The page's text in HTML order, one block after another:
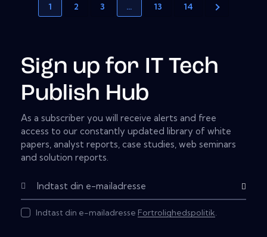
1 2 3 … 13 14
Sign up for IT Tech
Publish Hub
As a subscriber you will receive alerts and free
access to our constantly updated library of white
papers, analyst reports, case studies, web seminars
and solution reports.
Subscribe
Indtast din e-mailadresse Fortrolighedspolitik.